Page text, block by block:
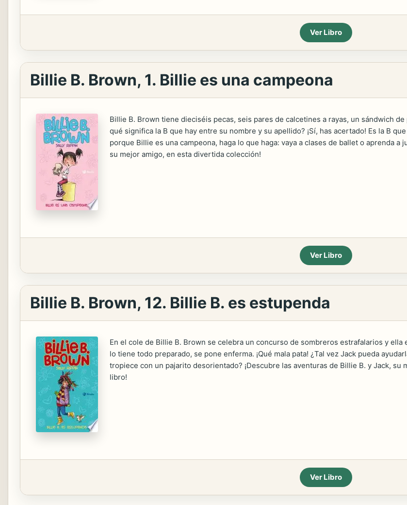
Ver Libro
Billie B. Brown, 1. Billie es una campeona
Billie B. Brown tiene dieciséis pecas, seis pares de calcetines a rayas, un sándwich
qué significa la B que hay entre su nombre y su apellido? ¡Sí, has acertado! Es la B
porque Billie es una campeona, haga lo que haga: vaya a clases de ballet o aprenda a
su mejor amigo, en esta divertida colección!
Ver Libro
Billie B. Brown, 12. Billie B. es estupenda
En el cole de Billie B. Brown se celebra un concurso de sombreros estrafalarios y
lo tiene todo preparado, se pone enferma. ¡Qué mala pata! ¿Tal vez Jack pueda
tropiece con un pajarito desorientado? ¡Descubre las aventuras de Billie B. y Jack,
libro!
Ver Libro